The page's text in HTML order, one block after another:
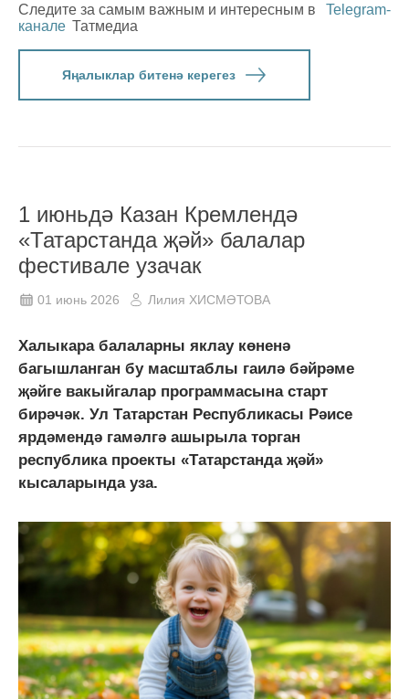
Следите за самым важным и интересным в
Telegram-
канале Татмедиа
Яңалыклар битенә керегез
1 июньдә Казан Кремлендә
«Татарстанда җәй» балалар
фестивале узачак
01 июнь 2026 Лилия ХИСМӘТОВА
Халыкара балаларны яклау көненә
багышланган бу масштаблы гаилә бәйрәме
җәйге вакыйгалар программасына старт
бирәчәк. Ул Татарстан Республикасы Рәисе
ярдәмендә гамәлгә ашырыла торган
республика проекты «Татарстанда җәй»
кысаларында уза.